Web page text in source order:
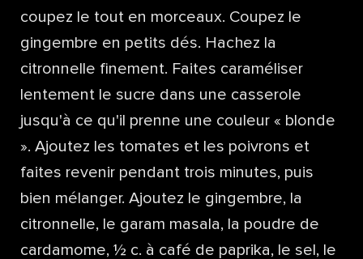
coupez le tout en morceaux. Coupez le
gingembre en petits dés. Hachez la
citronnelle finement. Faites caraméliser
lentement le sucre dans une casserole
jusqu'à ce qu'il prenne une couleur « blonde
». Ajoutez les tomates et les poivrons et
faites revenir pendant trois minutes, puis
bien mélanger. Ajoutez le gingembre, la
citronnelle, le garam masala, la poudre de
cardamome, ½ c. à café de paprika, le sel, le